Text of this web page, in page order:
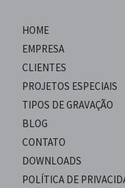
HOME
EMPRESA
CLIENTES
PROJETOS ESPECIAIS
TIPOS DE GRAVAÇÃO
BLOG
CONTATO
DOWNLOADS
POLÍTICA DE